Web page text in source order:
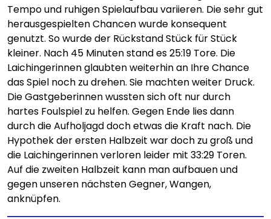
Tempo und ruhigen Spielaufbau variieren. Die sehr gut
herausgespielten Chancen wurde konsequent
genutzt. So wurde der Rückstand Stück für Stück
kleiner. Nach 45 Minuten stand es 25:19 Tore. Die
Laichingerinnen glaubten weiterhin an Ihre Chance
das Spiel noch zu drehen. Sie machten weiter Druck.
Die Gastgeberinnen wussten sich oft nur durch
hartes Foulspiel zu helfen. Gegen Ende lies dann
durch die Aufholjagd doch etwas die Kraft nach. Die
Hypothek der ersten Halbzeit war doch zu groß und
die Laichingerinnen verloren leider mit 33:29 Toren.
Auf die zweiten Halbzeit kann man aufbauen und
gegen unseren nächsten Gegner, Wangen,
anknüpfen.